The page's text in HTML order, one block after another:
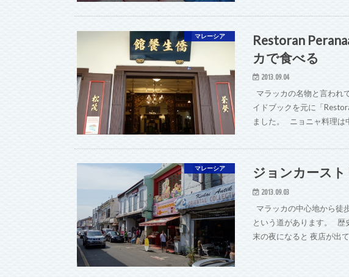
マレーシア
Restoran
カで食べる
2013.09.04
マラッカの名物と言われ
イドブックを元に「
ました。 ニョニャ料理は
マレーシア ジョンカース
2013.09.03
マラッカの中心地から徒
という道があります。 歴
末の夜になると 夜店が出